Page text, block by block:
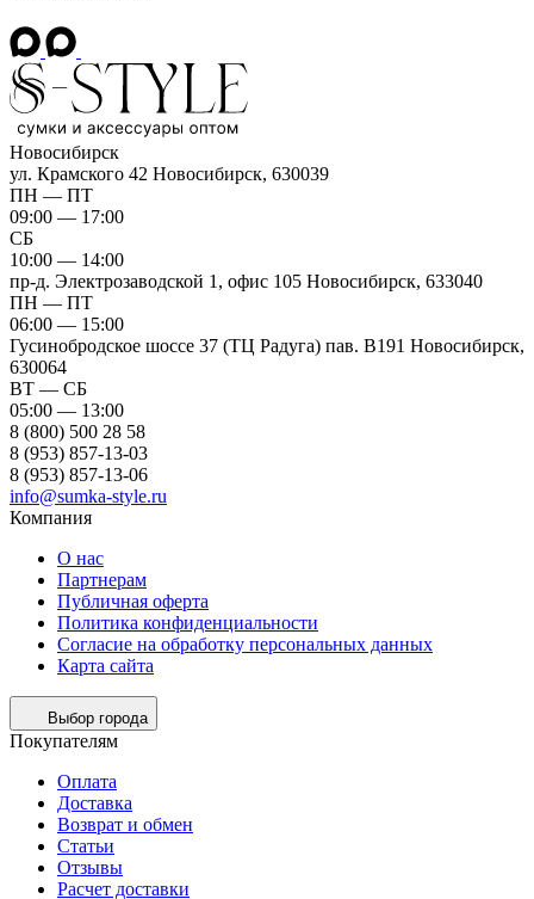
Новосибирск
ул. Крамского 42 Новосибирск, 630039
ПН — ПТ
09:00 — 17:00
СБ
10:00 — 14:00
пр-д. Электрозаводской 1, офис 105 Новосибирск, 633040
ПН — ПТ
06:00 — 15:00
Гусинобродское шоссе 37 (ТЦ Радуга) пав. B191 Новосибирск,
630064
ВТ — СБ
05:00 — 13:00
8 (800) 500 28 58
8 (953) 857-13-03
8 (953) 857-13-06
info@sumka-style.ru
Компания
О нас
Партнерам
Публичная оферта
Политика конфиденциальности
Согласие на обработку персональных данных
Карта сайта
Выбор города
Покупателям
Оплата
Доставка
Возврат и обмен
Статьи
Отзывы
Расчет доставки